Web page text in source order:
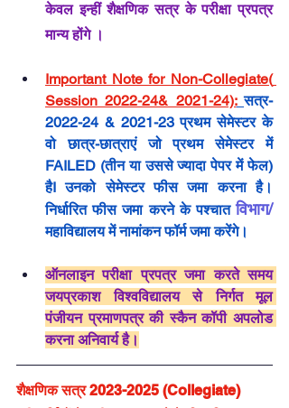
केवल इन्हीं शैक्षणिक सत्र के परीक्षा प्रपत्र
मान्य होंगे ।
Important Note for Non-Collegiate(
Session 2022-24& 2021-24): सत्र-
2022-24 & 2021-23 प्रथम सेमेस्टर के
वो छात्र-छात्राएं जो प्रथम सेमेस्टर में
FAILED (तीन या उससे ज्यादा पेपर में फेल)
हैI उनको सेमेस्टर फीस जमा करना है।
निर्धारित फीस जमा करने के पश्चात विभाग/
महाविद्यालय में नामांकन फॉर्म जमा करेंगे।
ऑनलाइन परीक्षा प्रपत्र जमा करते समय
जयप्रकाश विश्वविद्यालय से निर्गत मूल
पंजीयन प्रमाणपत्र की स्कैन कॉपी अपलोड
करना अनिवार्य है।
शैक्षणिक सत्र 2023-2025 (Collegiate)